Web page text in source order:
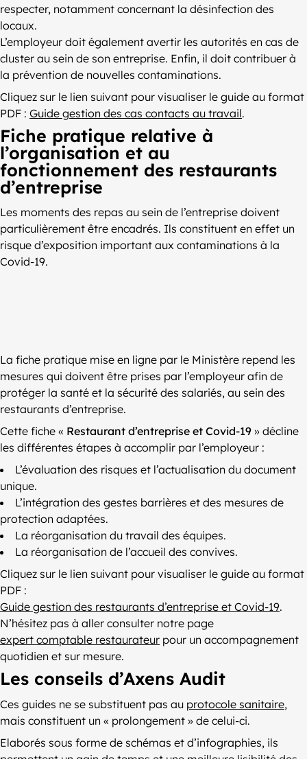
respecter, notamment concernant la désinfection des
locaux.
L’employeur doit également avertir les autorités en cas de
cluster au sein de son entreprise. Enfin, il doit contribuer à
la prévention de nouvelles contaminations.
Cliquez sur le lien suivant pour visualiser le guide au format
PDF : Guide gestion des cas contacts au travail.
Fiche pratique relative à
l’organisation et au
fonctionnement des restaurants
d’entreprise
Les moments des repas au sein de l’entreprise doivent
particulièrement être encadrés. Ils constituent en effet un
risque d’exposition important aux contaminations à la
Covid-19.
La fiche pratique mise en ligne par le Ministère repend les
mesures qui doivent être prises par l’employeur afin de
protéger la santé et la sécurité des salariés, au sein des
restaurants d’entreprise.
Cette fiche « Restaurant d’entreprise et Covid-19 » décline
les différentes étapes à accomplir par l’employeur :
L’évaluation des risques et l’actualisation du document
unique.
L’intégration des gestes barrières et des mesures de
protection adaptées.
La réorganisation du travail des équipes.
La réorganisation de l’accueil des convives.
Cliquez sur le lien suivant pour visualiser le guide au format
PDF :
Guide gestion des restaurants d’entreprise et Covid-19.
N’hésitez pas à aller consulter notre page
expert comptable restaurateur pour un accompagnement
quotidien et sur mesure.
Les conseils d’Axens Audit
Ces guides ne se substituent pas au protocole sanitaire,
mais constituent un « prolongement » de celui-ci.
Elaborés sous forme de schémas et d’infographies, ils